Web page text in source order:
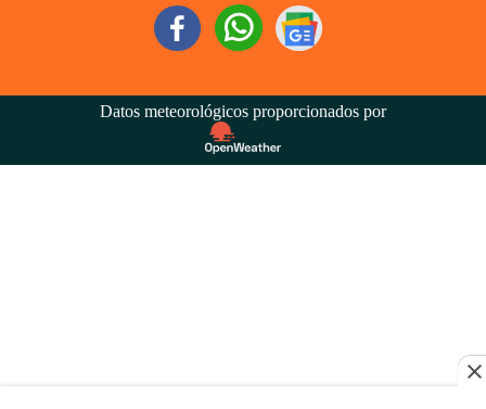
Datos meteorológicos proporcionados por